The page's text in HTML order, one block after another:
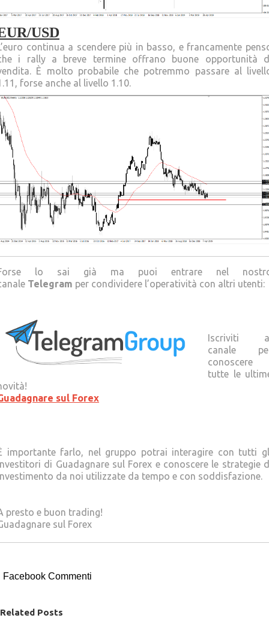
USD
continua a scendere più in basso, e francamente
i rally a breve termine offrano buone opportunità
È molto probabile che potremmo passare al
forse anche al livello 1.10.
lo sai già ma puoi entrare nel
Telegram per condividere l’operatività con altri utenti:
Iscriviti
canale
conoscere
tutte le
sul Forex
importante farlo, nel gruppo potrai interagire con tutti
di Guadagnare sul Forex e conoscere le strategie
da noi utilizzate da tempo e con soddisfazione.
presto e buon trading!
sul Forex
Facebook Commenti
Related Posts